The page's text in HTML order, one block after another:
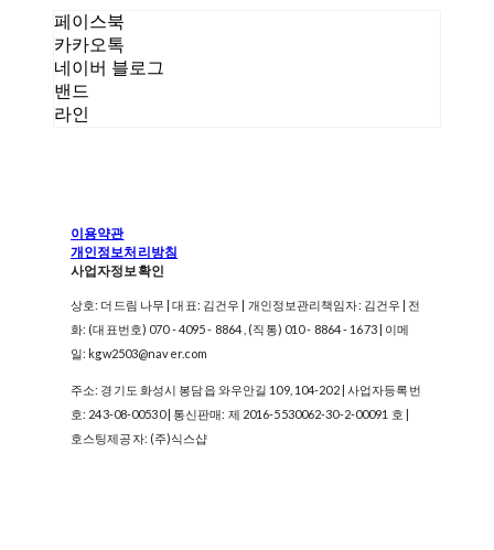
페이스북
카카오톡
네이버 블로그
밴드
라인
이용약관
개인정보처리방침
사업자정보확인
상호: 더드림 나무 | 대표: 김건우 | 개인정보관리책임자: 김건우 | 전
화: (대표번호) 070 - 4095 - 8864 , (직통) 010 - 8864 - 1673 | 이메
일: kgw2503@naver.com
주소: 경기도 화성시 봉담읍 와우안길 109, 104-202 | 사업자등록번
호: 243-08-00530| 통신판매: 제 2016-5530062-30-2-00091 호 |
호스팅제공자: (주)식스샵